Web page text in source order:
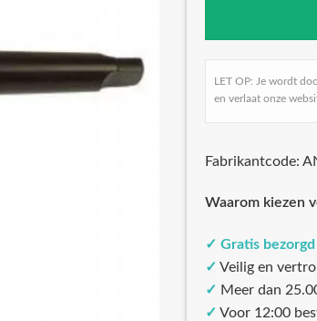
LET OP: Je wordt
en verlaat onze
Fabrikantcode:
Waarom kiezen
✓ Gratis
✓ Veilig en
✓ Meer dan
✓ Voor 12:00